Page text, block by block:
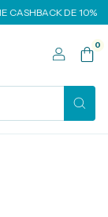
CASHBACK DE 10%
0